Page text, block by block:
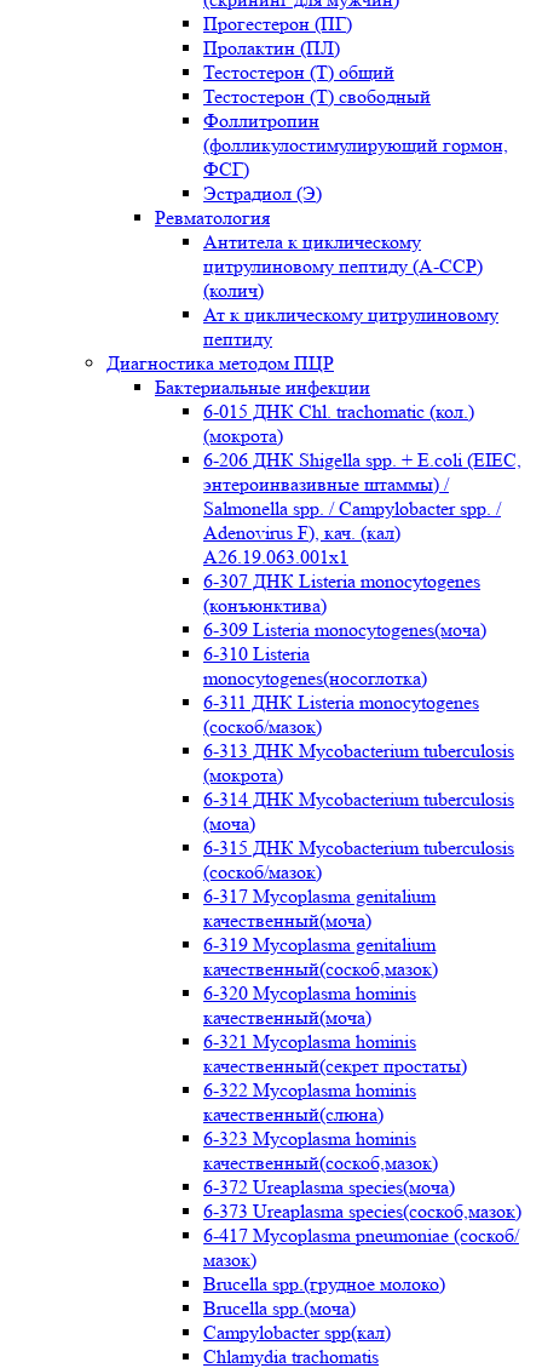
Прогестерон (ПГ)
Пролактин (ПЛ)
Тестостерон (Т) общий
Тестостерон (Т) свободный
Фоллитропин
(фолликулостимулирующий гормон,
ФСГ)
Эстрадиол (Э)
Ревматология
Антитела к циклическому
цитрулиновому пептиду (A-ССР)
(колич)
Ат к циклическому цитрулиновому
пептиду
Диагностика методом ПЦР
Бактериальные инфекции
6-015 ДНК Chl. trachomatic (кол.)
(мокрота)
6-206 ДНК Shigella spp. + E.coli (EIEC,
энтероинвазивные штаммы) /
Salmonella spp. / Campylobacter spp. /
Adenovirus F), кач. (кал)
A26.19.063.001x1
6-307 ДНК Listeria monocytogenes
(конъюнктива)
6-309 Listeria monocytogenes(моча)
6-310 Listeria
monocytogenes(носоглотка)
6-311 ДНК Listeria monocytogenes
(соскоб/мазок)
6-313 ДНК Mycobacterium tuberculosis
(мокрота)
6-314 ДНК Mycobacterium tuberculosis
(моча)
6-315 ДНК Mycobacterium tuberculosis
(соскоб/мазок)
6-317 Mycoplasma genitalium
качественный(моча)
6-319 Mycoplasma genitalium
качественный(соскоб,мазок)
6-320 Mycoplasma hominis
качественный(моча)
6-321 Mycoplasma hominis
качественный(секрет простаты)
6-322 Mycoplasma hominis
качественный(слюна)
6-323 Mycoplasma hominis
качественный(соскоб,мазок)
6-372 Ureaplasma species(моча)
6-373 Ureaplasma species(соскоб,мазок)
6-417 Mycoplasma pneumoniae (соскоб/
мазок)
Brucella spp.(грудное молоко)
Brucella spp.(моча)
Campylobacter spp(кал)
Chlamydia trachomatis